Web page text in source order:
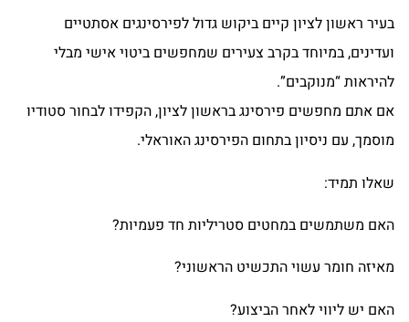
בעיר ראשון לציון קיים ביקוש גדול לפירסינגים אסתטיים
ועדינים, במיוחד בקרב צעירים שמחפשים ביטוי אישי מבלי
להיראות “מנוקבים”.
אם אתם מחפשים פירסינג בראשון לציון, הקפידו לבחור סטודיו
מוסמך, עם ניסיון בתחום הפירסינג האוראלי.
שאלו תמיד:
האם משתמשים במחטים סטריליות חד פעמיות?
מאיזה חומר עשוי התכשיט הראשוני?
האם יש ליווי לאחר הביצוע?